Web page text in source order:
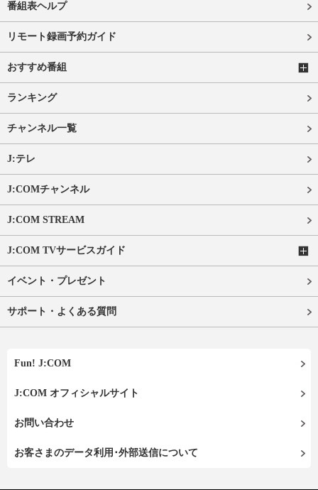
番組表ヘルプ
リモート録画予約ガイド
おすすめ番組
ランキング
チャンネル一覧
J:テレ
J:COMチャンネル
J:COM STREAM
J:COM TVサービスガイド
イベント・プレゼント
サポート・よくある質問
Fun! J:COM
J:COM オフィシャルサイト
お問い合わせ
お客さまのデータ利用･外部送信について